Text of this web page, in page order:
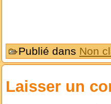
Publié dans Non
Laisser un